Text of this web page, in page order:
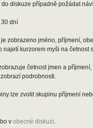
diskuze případně požádat
dní
zobrazeno jméno, příjmení,
najetí kurzorem myši na četnost
četnost jmen a
podrobnosti.
lze zvolit skupinu příjmení
v obecné diskuzi.